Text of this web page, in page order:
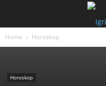
Home Horoskop
Horoskop